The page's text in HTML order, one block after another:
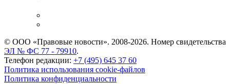
© ООО «Правовые новости». 2008-2026. Номер свидетельства
ЭЛ № ФС 77 - 79910.
Телефон редакции: +7 (495) 645 37 60
Политика использования cookie-файлов
Политика конфиденциальности